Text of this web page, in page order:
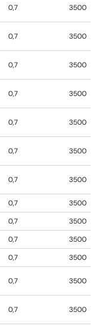
0,7 3500
0,7 3500
0,7 3500
0,7 3500
0,7 3500
0,7 3500
0,7 3500
0,7
3500
0,7
3500
0,7
3500
0,7 3500
0,7 3500
0,7 3500